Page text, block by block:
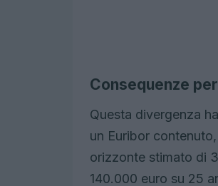
Consequenze
Questa divergenza
un Euribor
orizzonte stimato di
140.000 euro su 25